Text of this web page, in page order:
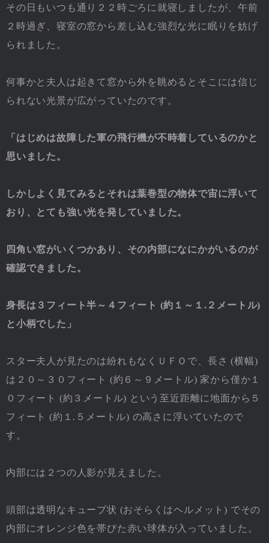
その日もいつも通り２２時ごろに就寝しましたが、午前
２時過ぎ、寝室の窓から差し込む強烈な光に眠りを妨げ
られました。
何事かと夫人は起きて窓から外を眺めるとそこには信じ
られない光景が広がっていたのです。
「はじめは故障した軍の飛行機が不時着しているのかと
思いました。
しかしよく見てみるとそれは葉巻型の物体で宙に浮いて
おり、とても強い光を発していました。
四角い窓がいくつかあり、その内部になにかがいるのが
確認できました。
身長は３フィート半～４フィート (約１～１.２メートル)
と小柄でした」
スター夫人が見たのは紛れもなくＵＦＯで、長さ (横幅)
は２０～３０フィート (約６～９メートル) 家から僅か１
０フィート (約３メートル) という至近距離に地面から５
フィート (約１.５メートル) の高さに浮いていたので
す。
内部には２つの人影が見えました。
頭部は透明なキューブ状 (おそらくはヘルメット) でその
内部にオレンジ色を帯びた赤い球体が入っていました。